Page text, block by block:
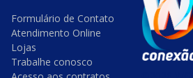
Formulário de Contato
Atendimento Online
Lojas
Trabalhe conosco